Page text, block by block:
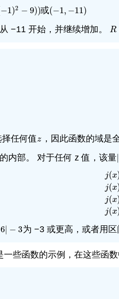
−1)2 − 9))
1)2− 9) ) 或(−1, −11)
(−1,−11)
−11 开始，并继续增加。 R
R:
任何值z
z ，因此函数的域是
内部。 对于任何 z 值，该量|
j(x
j(x
j(x
j(x
j( x)=
6| − 3
3 为 −3 或更高，或者用区
些函数的示例，在这些函